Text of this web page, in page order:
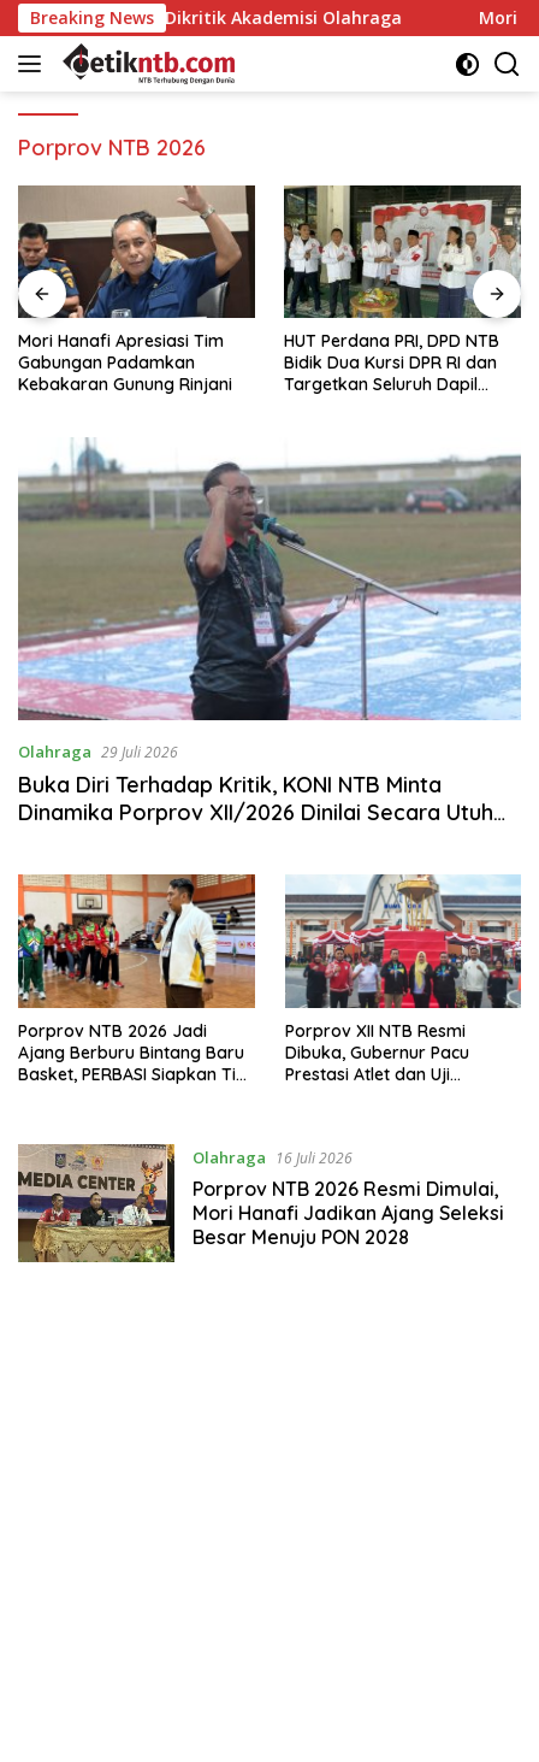
Langsung
ke
konten
Breaking News
Iqbal Dikritik Akademisi Olahraga Mori Hanafi
Porprov NTB 2026
Mori Hanafi Apresiasi Tim
Gabungan Padamkan
Kebakaran Gunung Rinjani
HUT Perdana PRI, DPD NTB
Bidik Dua Kursi DPR RI dan
Targetkan Seluruh Dapil
Olahraga 29 Juli 2026
Buka Diri Terhadap Kritik, KONI NTB Minta
Dinamika Porprov XII/2026 Dinilai Secara Utuh
Porprov NTB 2026 Jadi
Ajang Berburu Bintang Baru
Basket, PERBASI Siapkan Tim
Porprov XII NTB Resmi
Dibuka, Gubernur Pacu
Prestasi Atlet dan Uji
Olahraga 16 Juli 2026
Porprov NTB 2026 Resmi Dimulai,
Mori Hanafi Jadikan Ajang Seleksi
Besar Menuju PON 2028